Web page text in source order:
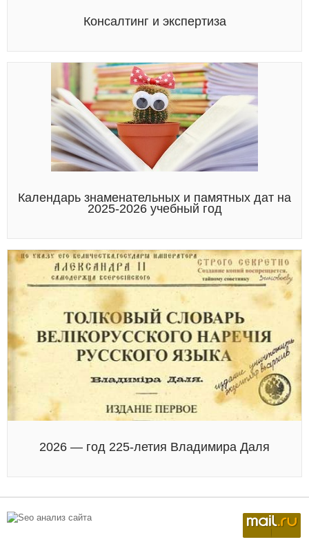
Консалтинг и экспертиза
Календарь знаменательных и памятных дат на
2025-2026 учебный год
2026 — год 225-летия Владимира Даля